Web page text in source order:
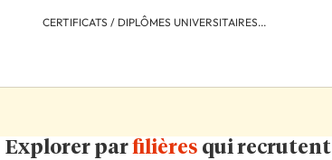
CERTIFICATS / DIPLÔMES UNIVERSITAIRES...
Explorer parfilières qui recrutent